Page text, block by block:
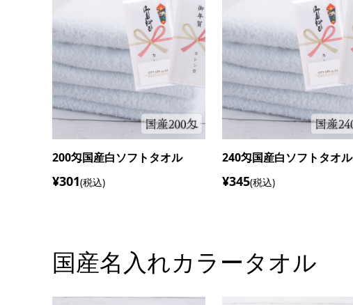
280匁国産白ソフトタオル
¥392(税込)
220匁国産白ソフトタオル
¥323(税込)
国産名入れカラータオル